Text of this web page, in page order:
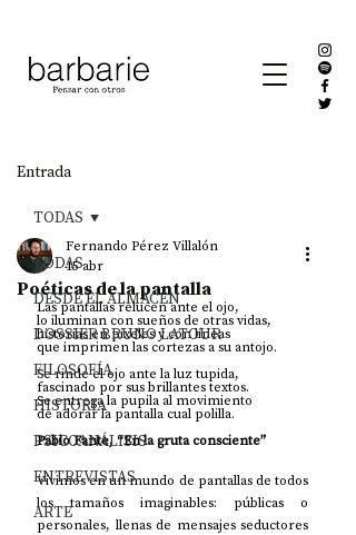
Entrada
TODAS
DESDE EL ALMACÉN
DOSSIER BRUNO LATOUR
FILOSOFÍA
HISTORIA
PSICOANÁLISIS
ENTREVISTAS
ARTE
TODAS
Poéticas de la pantalla
Fernando Pérez Villalón
15 abr
Las pantallas relucen ante el ojo,
lo iluminan con sueños de otras vidas,
historias en pixeles y con líneas
que imprimen las cortezas a su antojo.
Se rinde el ojo ante la luz tupida,
fascinado por sus brillantes textos.
Se entrega la pupila al movimiento
de adorar la pantalla cual polilla.
Pablo Fante, “En la gruta consciente”
Vivimos en un mundo de pantallas de todos
los tamaños imaginables: públicas o
personales, llenas de mensajes seductores